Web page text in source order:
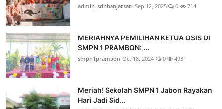
admin_sdnbanjarsari Sep 12, 2025 0 714
MERIAHNYA PEMILIHAN KETUA OSIS DI
SMPN 1 PRAMBON: ...
smpn1prambon Oct 18, 2024 0 493
Meriah! Sekolah SMPN 1 Jabon Rayakan
Hari Jadi Sid...